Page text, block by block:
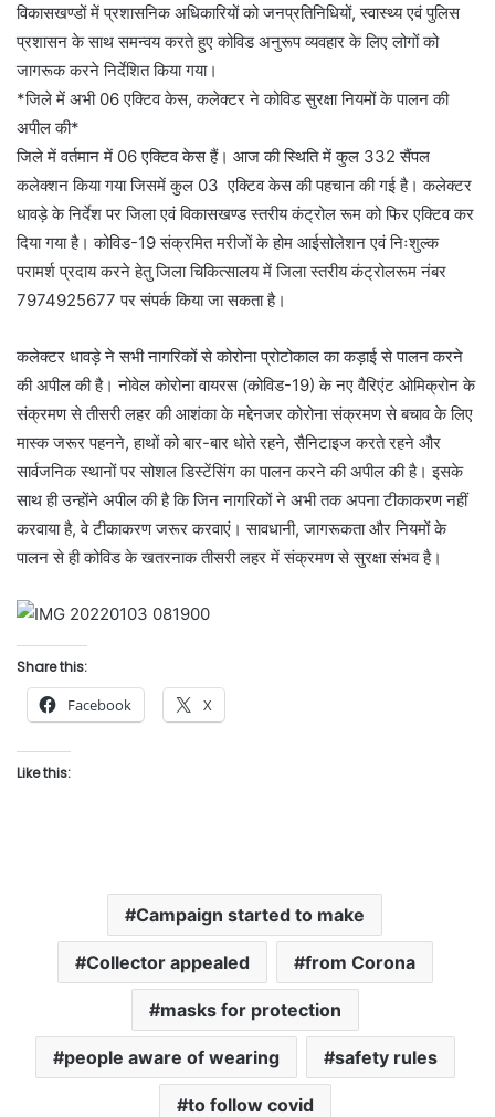
विकासखण्डों में प्रशासनिक अधिकारियों को जनप्रतिनिधियों, स्वास्थ्य एवं पुलिस
प्रशासन के साथ समन्वय करते हुए कोविड अनुरूप व्यवहार के लिए लोगों को
जागरूक करने निर्देशित किया गया।
*जिले में अभी 06 एक्टिव केस, कलेक्टर ने कोविड सुरक्षा नियमों के पालन की
अपील की*
जिले में वर्तमान में 06 एक्टिव केस हैं। आज की स्थिति में कुल 332 सैंपल
कलेक्शन किया गया जिसमें कुल 03 एक्टिव केस की पहचान की गई है। कलेक्टर
धावड़े के निर्देश पर जिला एवं विकासखण्ड स्तरीय कंट्रोल रूम को फिर एक्टिव कर
दिया गया है। कोविड-19 संक्रमित मरीजों के होम आईसोलेशन एवं निःशुल्क
परामर्श प्रदाय करने हेतु जिला चिकित्सालय में जिला स्तरीय कंट्रोलरूम नंबर
7974925677 पर संपर्क किया जा सकता है।
कलेक्टर धावड़े ने सभी नागरिकों से कोरोना प्रोटोकाल का कड़ाई से पालन करने
की अपील की है। नोवेल कोरोना वायरस (कोविड-19) के नए वैरिएंट ओमिक्रोन के
संक्रमण से तीसरी लहर की आशंका के मद्देनजर कोरोना संक्रमण से बचाव के लिए
मास्क जरूर पहनने, हाथों को बार-बार धोते रहने, सैनिटाइज करते रहने और
सार्वजनिक स्थानों पर सोशल डिस्टेंसिंग का पालन करने की अपील की है। इसके
साथ ही उन्होंने अपील की है कि जिन नागरिकों ने अभी तक अपना टीकाकरण नहीं
करवाया है, वे टीकाकरण जरूर करवाएं। सावधानी, जागरूकता और नियमों के
पालन से ही कोविड के खतरनाक तीसरी लहर में संक्रमण से सुरक्षा संभव है।
Share this:
Facebook X
Like this:
Campaign started to make
Collector appealed from Corona
masks for protection
people aware of wearing safety rules
to follow covid